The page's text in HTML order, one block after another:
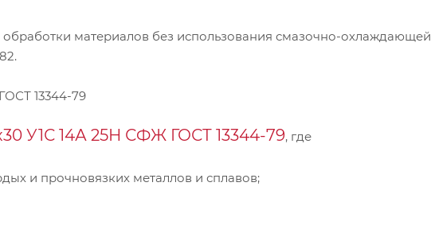
материалов без использования смазочно-охлаждающей
13344-79
У1С 14А 25Н СФЖ ГОСТ 13344-79, где
и прочновязких металлов и сплавов;